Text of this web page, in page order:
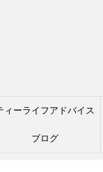
ィーライフアドバイス
ブログ